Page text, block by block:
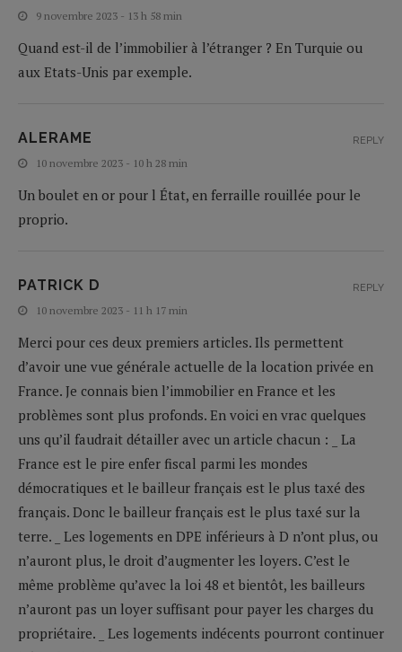
9 novembre 2023 - 13 h 58 min
Quand est-il de l’immobilier à l’étranger ? En Turquie ou
aux Etats-Unis par exemple.
ALERAME
10 novembre 2023 - 10 h 28 min
Un boulet en or pour l État, en ferraille rouillée pour le
proprio.
REPLY
PATRICK D
10 novembre 2023 - 11 h 17 min
Merci pour ces deux premiers articles. Ils permettent
d’avoir une vue générale actuelle de la location privée en
France. Je connais bien l’immobilier en France et les
problèmes sont plus profonds. En voici en vrac quelques
uns qu’il faudrait détailler avec un article chacun : _ La
France est le pire enfer fiscal parmi les mondes
démocratiques et le bailleur français est le plus taxé des
français. Donc le bailleur français est le plus taxé sur la
terre. _ Les logements en DPE inférieurs à D n’ont plus, ou
n’auront plus, le droit d’augmenter les loyers. C’est le
même problème qu’avec la loi 48 et bientôt, les bailleurs
n’auront pas un loyer suffisant pour payer les charges du
propriétaire. _ Les logements indécents pourront continuer
REPLY